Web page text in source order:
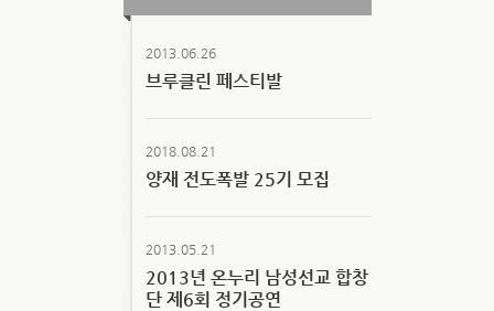
2013.06.26
브루클린 페스티발
2018.08.21
양재 전도폭발 25기 모집
2013.05.21
2013년 온누리 남성선교 합창
단 제6회 정기공연